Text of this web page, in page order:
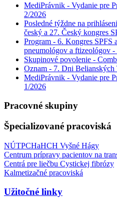
MediPrávnik - Vydanie pre
2/2026
Posledné týždne na
český a 27. Český kongres
Program - 6. Kongres SPFS
pneumológov a ftizeológov -
Skupinové povolenie -
Oznam - 7. Dni Belianských
MediPrávnik - Vydanie pre
1/2026
Pracovné skupiny
Špecializované pracoviská
NÚTPCHaHCH Vyšné Hágy
Centrum prípravy pacientov na
Centrá pre liečbu Cystickej fibrózy
Kalmetizačné pracoviská
Užitočné linky